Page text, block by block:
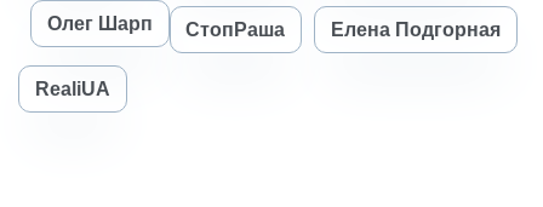
Олег Шарп СтопРаша Елена Подгорная
RealiUA